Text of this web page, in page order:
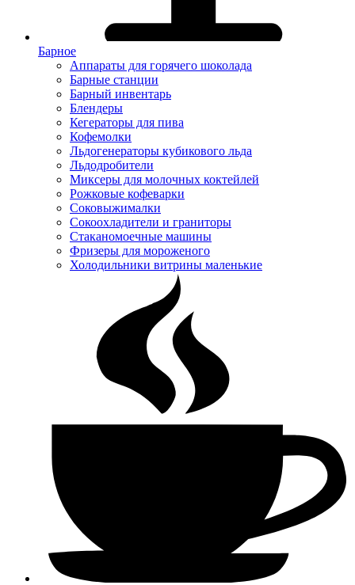
Барное
Аппараты для горячего шоколада
Барные станции
Барный инвентарь
Блендеры
Кегераторы для пива
Кофемолки
Льдогенераторы кубикового льда
Льдодробители
Миксеры для молочных коктейлей
Рожковые кофеварки
Соковыжималки
Сокоохладители и граниторы
Стаканомоечные машины
Фризеры для мороженого
Холодильники витрины маленькие